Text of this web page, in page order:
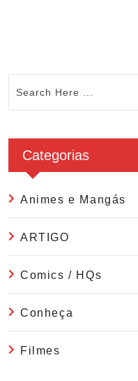
Categorias
Animes e Mangás
ARTIGO
Comics / HQs
Conheça
Filmes